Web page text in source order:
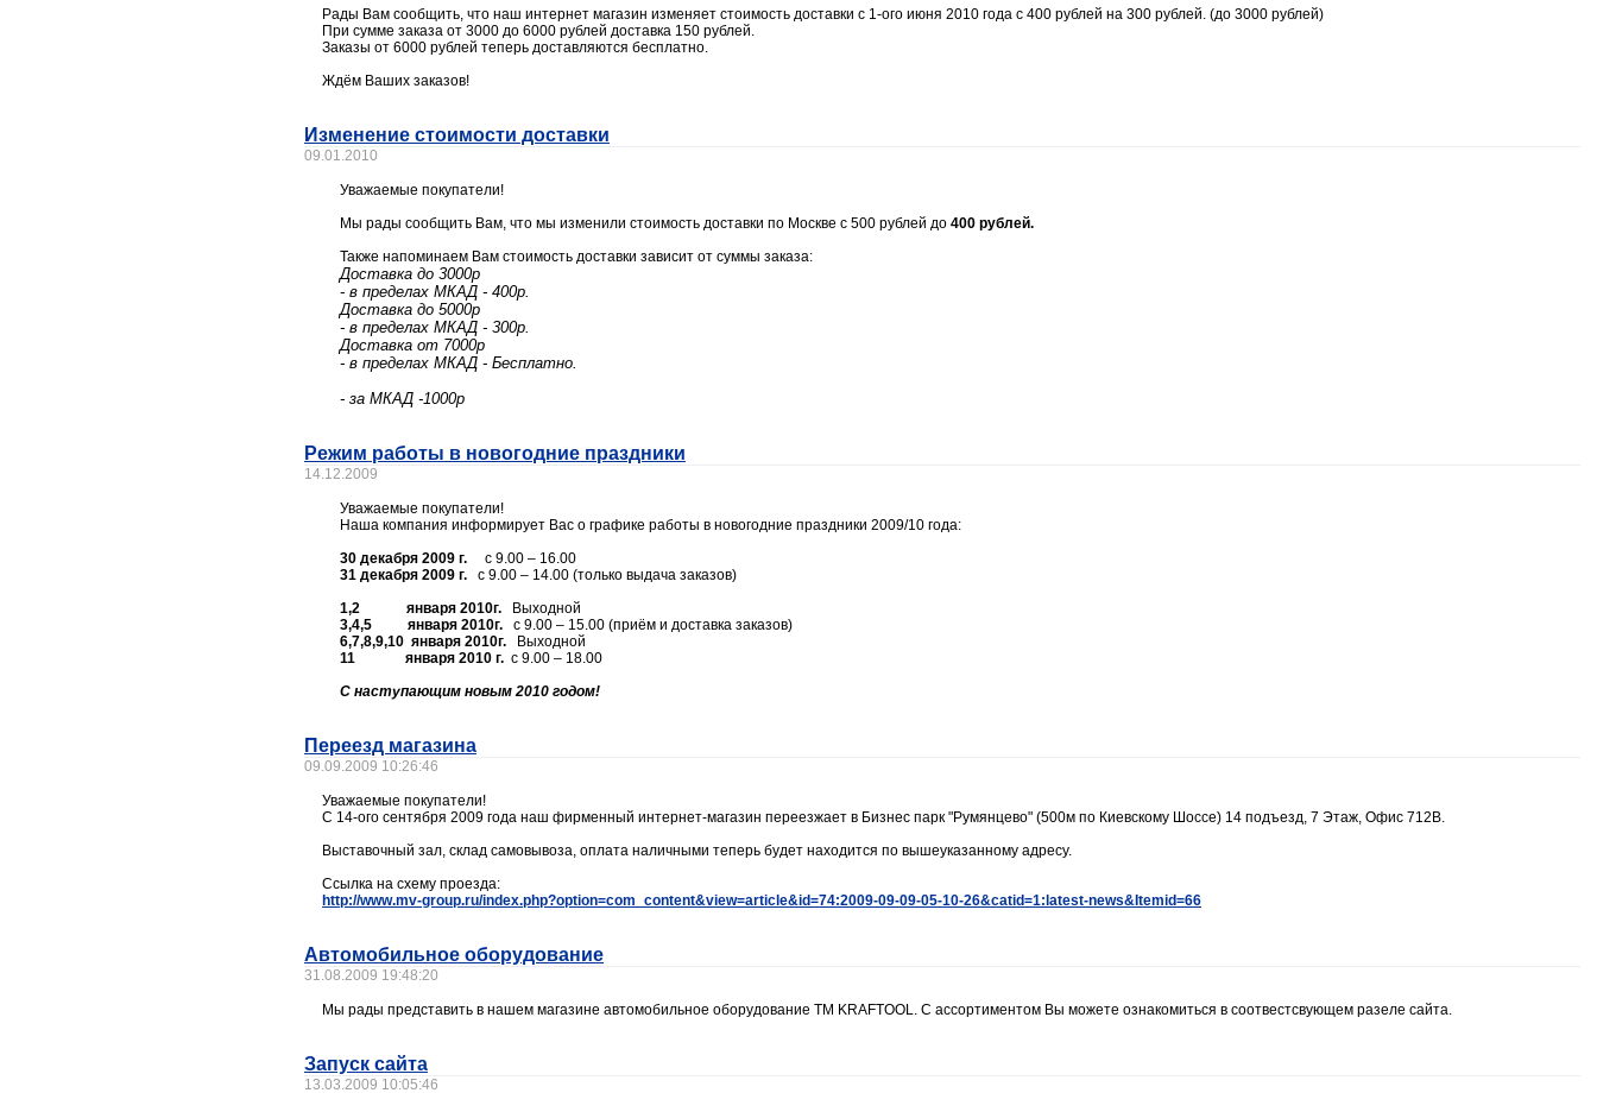
Рады Вам сообщить, что наш интернет магазин изменяет стоимость доставки с 1-ого июня 2010 года с 400 рублей на 300 рублей. (до 3000 рублей)
При сумме заказа от 3000 до 6000 рублей доставка 150 рублей.
Заказы от 6000 рублей теперь доставляются бесплатно.
Ждём Ваших заказов!
Изменение стоимости доставки
09.01.2010
Уважаемые покупатели!
Мы рады сообщить Вам, что мы изменили стоимость доставки по Москве с 500 рублей до 400 рублей.
Также напоминаем Вам стоимость доставки зависит от суммы заказа:
Доставка до 3000р
- в пределах МКАД - 400р.
Доставка до 5000р
- в пределах МКАД - 300р.
Доставка от 7000р
- в пределах МКАД - Бесплатно.
- за МКАД -1000р
Режим работы в новогодние праздники
14.12.2009
Уважаемые покупатели!
Наша компания информирует Вас о графике работы в новогодние праздники 2009/10 года:
30 декабря 2009 г.
с 9.00 – 16.00
31 декабря 2009 г.
с 9.00 – 14.00 (только выдача заказов)
1,2
января 2010г.
Выходной
3,4,5
января 2010г.
с 9.00 – 15.00 (приём и доставка заказов)
6,7,8,9,10 января 2010г.
Выходной
11
января 2010 г. с 9.00 – 18.00
С наступающим новым 2010 годом!
Переезд магазина
09.09.2009 10:26:46
Уважаемые покупатели!
С 14-ого сентября 2009 года наш фирменный интернет-магазин переезжает в Бизнес парк "Румянцево" (500м по Киевскому Шоссе) 14 подъезд, 7 Этаж, Офис 712В.
Выставочный зал, склад самовывоза, оплата наличными теперь будет находится по вышеуказанному адресу.
Ссылка на схему проезда:
http://www.mv-group.ru/index.php?option=com_content&view=article&id=74:2009-09-09-05-10-26&catid=1:latest-news&Itemid=66
Автомобильное оборудование
31.08.2009 19:48:20
Мы рады представить в нашем магазине автомобильное оборудование ТМ KRAFTOOL. С ассортиментом Вы можете ознакомиться в соотвестсвующем разеле сайта.
Запуск сайта
13.03.2009 10:05:46